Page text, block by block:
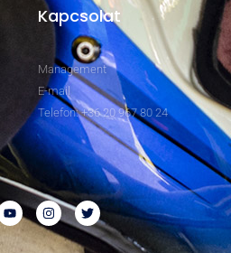
Kapcsolat
Management
E-mail
Telefon: +36 20 967 80 24